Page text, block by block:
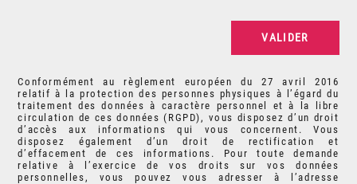
Conformément au règlement européen du 27 avril 2016
relatif à la protection des personnes physiques à l’égard du
traitement des données à caractère personnel et à la libre
circulation de ces données (RGPD), vous disposez d’un droit
d’accès aux informations qui vous concernent. Vous
disposez également d’un droit de rectification et
d’effacement de ces informations. Pour toute demande
relative à l’exercice de vos droits sur vos données
personnelles, vous pouvez vous adresser à l’adresse